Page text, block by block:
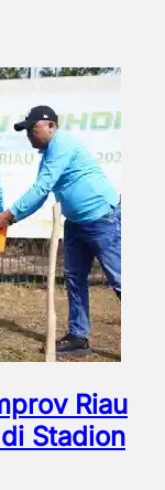
Riau
Stadion